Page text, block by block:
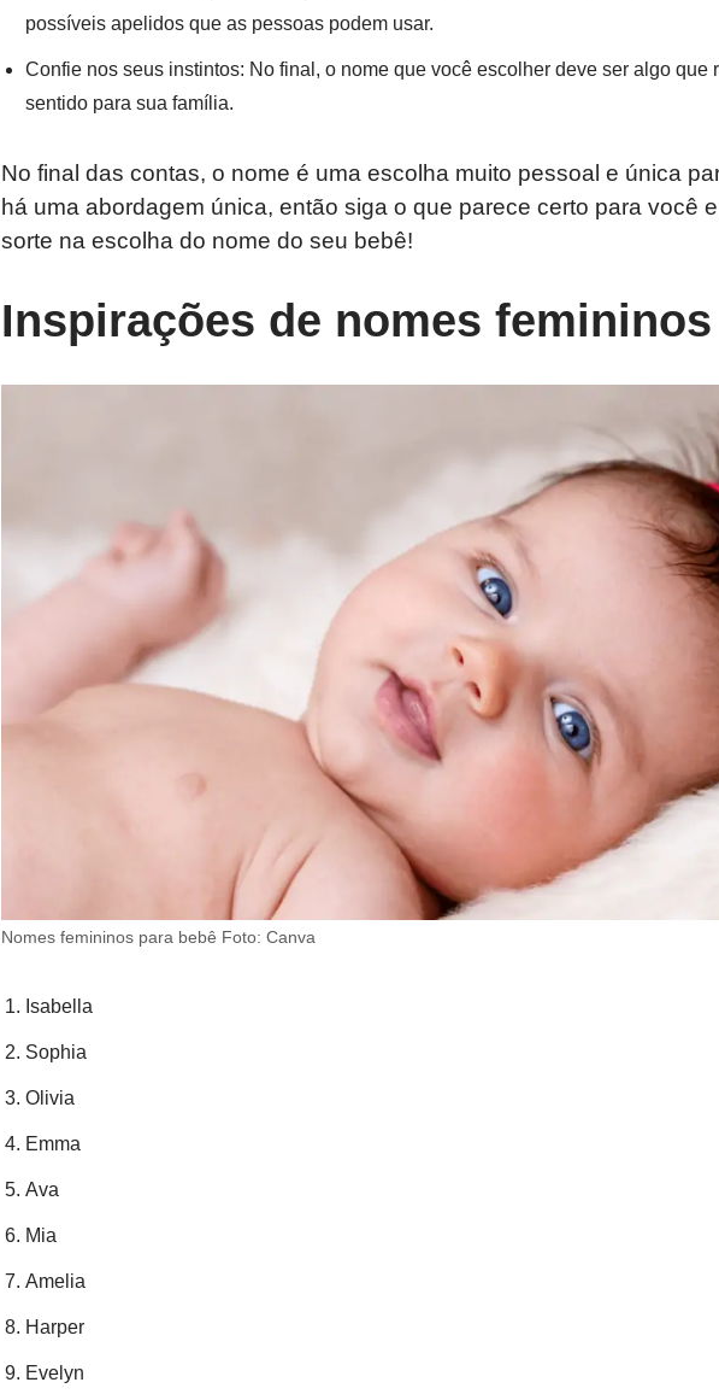
possíveis apelidos que as pessoas podem usar.
Confie nos seus instintos: No final, o nome que você escolher deve ser algo que
sentido para sua família.
No final das contas, o nome é uma escolha muito pessoal e única
há uma abordagem única, então siga o que parece certo para você
sorte na escolha do nome do seu bebê!
Inspirações de nomes
Nomes femininos para bebê Foto: Canva
Isabella
Sophia
Olivia
Emma
Ava
Mia
Amelia
Harper
Evelyn